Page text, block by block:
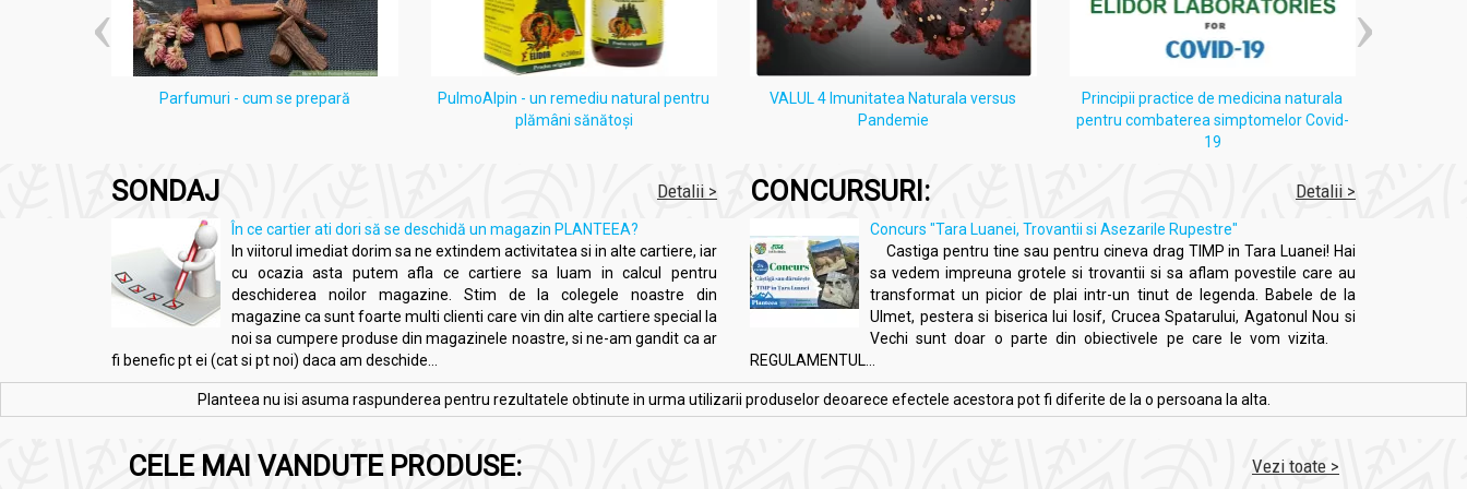
A nu se depăşi doza zilnică recomandată.
Parfumuri - cum se prepară
PulmoAlpin - un remediu natural pentru
plămâni sănătoși
VALUL 4 Imunitatea Naturala versus
Pandemie
Principii practice de medicina naturala
pentru combaterea simptomelor Covid-
19
SONDAJ Detalii >
În ce cartier ati dori să se deschidă un magazin PLANTEEA?
In viitorul imediat dorim sa ne extindem activitatea si in alte cartiere, iar
cu ocazia asta putem afla ce cartiere sa luam in calcul pentru
deschiderea noilor magazine. Stim de la colegele noastre din
magazine ca sunt foarte multi clienti care vin din alte cartiere special la
noi sa cumpere produse din magazinele noastre, si ne-am gandit ca ar
fi benefic pt ei (cat si pt noi) daca am deschide...
CONCURSURI: Detalii >
Concurs "Tara Luanei, Trovantii si Asezarile Rupestre"
Castiga pentru tine sau pentru cineva drag TIMP in Tara Luanei! Hai
sa vedem impreuna grotele si trovantii si sa aflam povestile care au
transformat un picior de plai intr-un tinut de legenda. Babele de la
Ulmet, pestera si biserica lui Iosif, Crucea Spatarului, Agatonul Nou si
Vechi sunt doar o parte din obiectivele pe care le vom vizita.
REGULAMENTUL...
Planteea nu isi asuma raspunderea pentru rezultatele obtinute in urma utilizarii produselor deoarece efectele acestora pot fi diferite de la o persoana la alta.
CELE MAI VANDUTE PRODUSE: Vezi toate >